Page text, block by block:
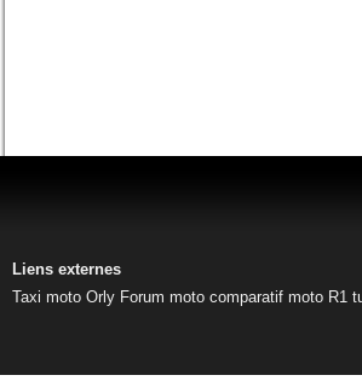
Liens externes
Taxi moto Orly Forum moto comparatif moto R1